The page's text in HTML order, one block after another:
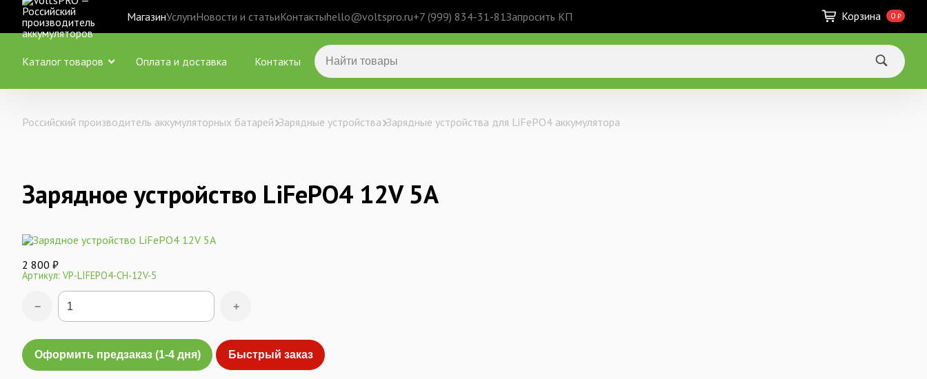
МагазинУслугиНовости и статьиКонтактыhello@voltspro.ru+7 (999) 834-31-81Запросить КП Корзина 0 ₽
Каталог товаров Оплата и доставка Контакты
Российский производитель аккумуляторных батарей Зарядные устройства Зарядные устройства для LiFePO4 аккумулятора
Зарядное устройство LiFePO4 12V 5A
2 800 ₽
Артикул: VP-LIFEPO4-CH-12V-5
− +
Оформить предзаказ (1-4 дня) Быстрый заказ